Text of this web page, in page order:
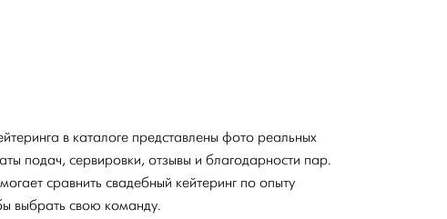
в каталоге представлены фото реальных
подач, сервировки, отзывы и благодарности пар.
сравнить свадебный кейтеринг по опыту
выбрать свою команду.